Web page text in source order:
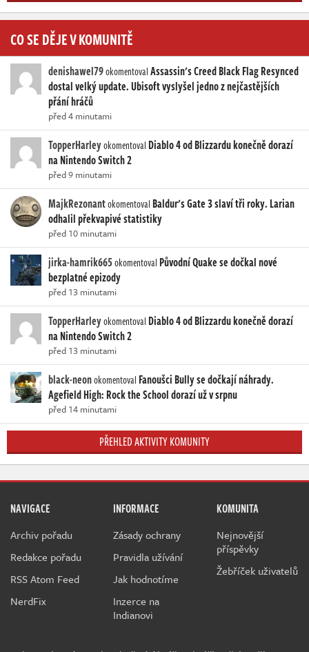
CO SE DĚJE V KOMUNITĚ
denishawel79okomentovalAssassin's Creed Black Flag Resynced
dostal velký update. Ubisoft vyslyšel jedno z nejčastějších
přání hráčů
před 4 minutami
TopperHarleyokomentoval Diablo 4 od Blizzardu konečně dorazí
na Nintendo Switch 2
před 9 minutami
MajkRezonantokomentoval Baldur's Gate 3 slaví tři roky. Larian
odhalil překvapivé statistiky
před 10 minutami
jirka-hamrik665okomentoval Původní Quake se dočkal nové
bezplatné epizody
před 13 minutami
TopperHarleyokomentoval Diablo 4 od Blizzardu konečně dorazí
na Nintendo Switch 2
před 13 minutami
black-neonokomentoval Fanoušci Bully se dočkají náhrady.
Agefield High: Rock the School dorazí už v srpnu
před 14 minutami
PŘEHLED AKTIVITY KOMUNITY
NAVIGACE
Archiv pořadu
Redakce pořadu
RSS Atom Feed
NerdFix
INFORMACE
Zásady ochrany
Pravidla užívání
Jak hodnotíme
Inzerce na
Indianovi
KOMUNITA
Nejnovější
příspěvky
Žebříček uživatelů